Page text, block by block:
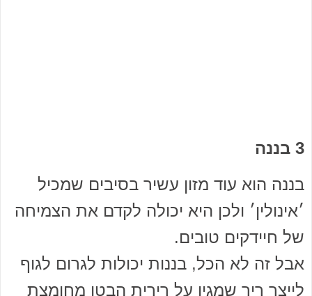
3 בננה
בננה הוא עוד מזון עשיר בסיבים שמכיל
׳אינולין׳ ולכן היא יכולה לקדם את הצמיחה
של חיידקים טובים.
אבל זה לא הכל, בננות יכולות לגרום לגוף
לייצר ריר שמגין על רירית הבטן מחומצת